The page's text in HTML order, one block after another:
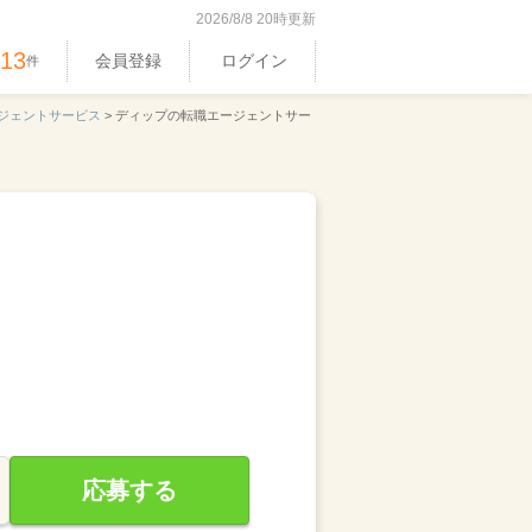
2026/8/8 20時更新
件 会員登録 ログイン
ェントサービス > ディップの転職エージェントサー
応募する